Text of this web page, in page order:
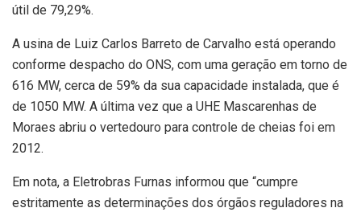
útil de 79,29%.
A usina de Luiz Carlos Barreto de Carvalho está operando
conforme despacho do ONS, com uma geração em torno de
616 MW, cerca de 59% da sua capacidade instalada, que é
de 1050 MW. A última vez que a UHE Mascarenhas de
Moraes abriu o vertedouro para controle de cheias foi em
2012.
Em nota, a Eletrobras Furnas informou que “cumpre
estritamente as determinações dos órgãos reguladores na